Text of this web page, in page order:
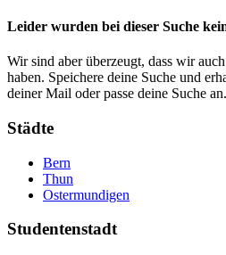
Leider wurden bei dieser Suche
Wir sind aber überzeugt, dass wir
haben. Speichere deine Suche und
deiner Mail oder passe deine Suche an.
Städte
Bern
Thun
Ostermundigen
Studentenstadt